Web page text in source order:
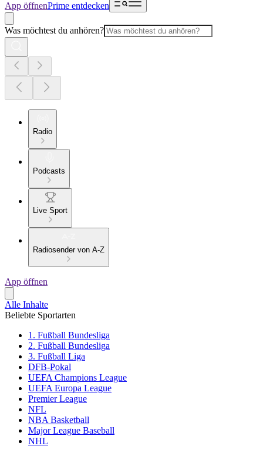
App öffnenPrime entdecken
Was möchtest du anhören?
Radio
Podcasts
Live Sport
Radiosender von A-Z
App öffnen
Alle Inhalte
Beliebte Sportarten
1. Fußball Bundesliga
2. Fußball Bundesliga
3. Fußball Liga
DFB-Pokal
UEFA Champions League
UEFA Europa League
Premier League
NFL
NBA Basketball
Major League Baseball
NHL